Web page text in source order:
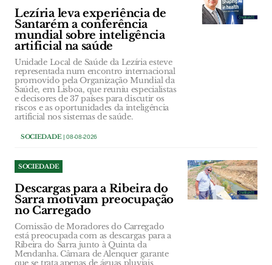
Lezíria leva experiência de
Santarém a conferência
mundial sobre inteligência
artificial na saúde
Unidade Local de Saúde da Lezíria esteve
representada num encontro internacional
promovido pela Organização Mundial da
Saúde, em Lisboa, que reuniu especialistas
e decisores de 37 países para discutir os
riscos e as oportunidades da inteligência
artificial nos sistemas de saúde.
SOCIEDADE| 08-08-2026
SOCIEDADE
Descargas para a Ribeira do
Sarra motivam preocupação
no Carregado
Comissão de Moradores do Carregado
está preocupada com as descargas para a
Ribeira do Sarra junto à Quinta da
Mendanha. Câmara de Alenquer garante